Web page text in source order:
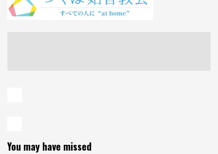
You may have missed